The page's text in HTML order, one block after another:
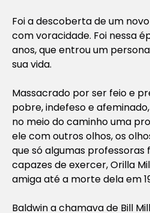
Foi a descoberta de um
com voracidade. Foi nessa
anos, que entrou um
sua vida.
Massacrado por ser feio e
pobre, indefeso e
no meio do caminho uma
ele com outros olhos, os
que só algumas professoras
capazes de exercer, Orilla
amiga até a morte dela em
Baldwin a chamava de Bill